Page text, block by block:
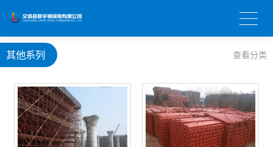
其他系列 查看分类